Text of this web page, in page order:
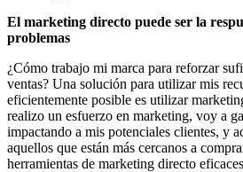
El marketing directo puede ser la
problemas
¿Cómo trabajo mi marca para reforzar
ventas? Una solución para utilizar mis
eficientemente posible es utilizar
realizo un esfuerzo en marketing, voy a
impactando a mis potenciales clientes, y
aquellos que están más cercanos a
herramientas de marketing directo